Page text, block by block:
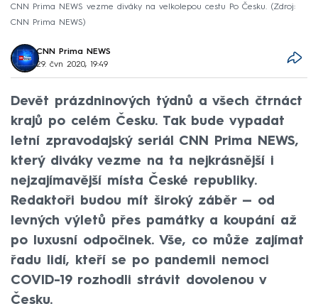
CNN Prima NEWS vezme diváky na velkolepou cestu Po Česku.
Zdroj:
CNN Prima NEWS
CNN Prima NEWS
29. čvn 2020, 19:49
Devět prázdninových týdnů a všech čtrnáct
krajů po celém Česku. Tak bude vypadat
letní zpravodajský seriál CNN Prima NEWS,
který diváky vezme na ta nejkrásnější i
nejzajímavější místa České republiky.
Redaktoři budou mít široký záběr — od
levných výletů přes památky a koupání až
po luxusní odpočinek. Vše, co může zajímat
řadu lidí, kteří se po pandemii nemoci
COVID-19 rozhodli strávit dovolenou v
Česku.